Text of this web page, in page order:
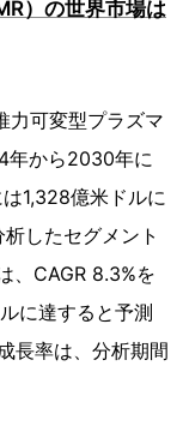
）の世界市場は
力可変型プラズマ
年から2030年に
1,328億米ドルに
したセグメント
、CAGR 8.3%を
に達すると予測
長率は、分析期間